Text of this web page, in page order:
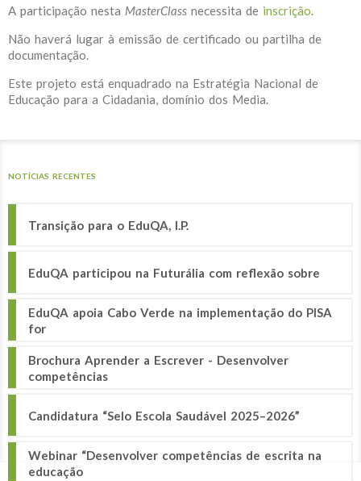
A participação nesta MasterClass necessita de inscrição.
Não haverá lugar à emissão de certificado ou partilha de
documentação.
Este projeto está enquadrado na Estratégia Nacional de
Educação para a Cidadania, domínio dos Media.
NOTÍCIAS RECENTES
Transição para o EduQA, I.P.
EduQA participou na Futurália com reflexão sobre
EduQA apoia Cabo Verde na implementação do PISA
for
Brochura Aprender a Escrever - Desenvolver
competências
Candidatura “Selo Escola Saudável 2025–2026”
Webinar “Desenvolver competências de escrita na
educação